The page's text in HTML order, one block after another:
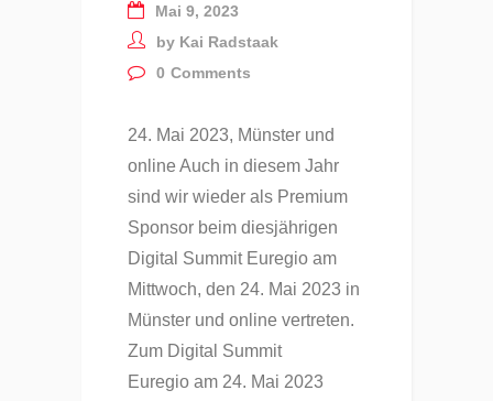
Mai 9, 2023
by Kai Radstaak
0 Comments
24. Mai 2023, Münster und
online Auch in diesem Jahr
sind wir wieder als Premium
Sponsor beim diesjährigen
Digital Summit Euregio am
Mittwoch, den 24. Mai 2023 in
Münster und online vertreten.
Zum Digital Summit
Euregio am 24. Mai 2023